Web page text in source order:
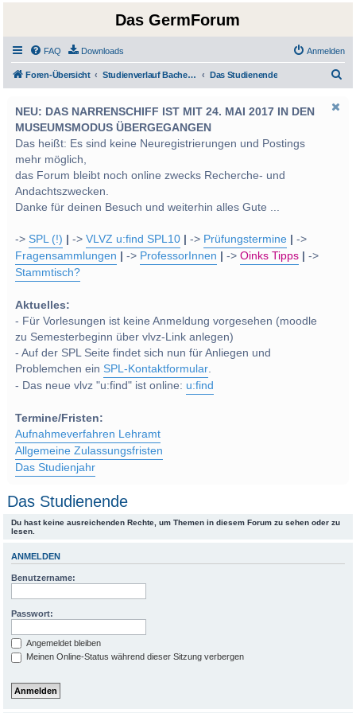
Das GermForum
FAQ Downloads Anmelden
Foren-Übersicht Studienverlauf Bachelor-/Masterstudien sowie UF Deutsch Das Studienende
NEU: DAS NARRENSCHIFF IST MIT 24. MAI 2017 IN DEN
MUSEUMSMODUS ÜBERGEGANGEN
Das heißt: Es sind keine Neuregistrierungen und Postings
mehr möglich,
das Forum bleibt noch online zwecks Recherche- und
Andachtszwecken.
Danke für deinen Besuch und weiterhin alles Gute ...
->SPL (!) ->VLVZ u:find SPL10 -> Prüfungstermine
->
Fragensammlungen
-> ProfessorInnen ->Oinks Tipps
->
Stammtisch?
Aktuelles:
- Für Vorlesungen ist keine Anmeldung vorgesehen (moodle
zu Semesterbeginn über vlvz-Link anlegen)
- Auf der SPL Seite findet sich nun für Anliegen und
Problemchen einSPL-Kontaktformular.
- Das neue vlvz "u:find" ist online: u:find
Termine/Fristen:
Aufnahmeverfahren Lehramt
Allgemeine Zulassungsfristen
Das Studienjahr
Das Studienende
Du hast keine ausreichenden Rechte, um Themen in diesem Forum zu sehen oder zu
lesen.
ANMELDEN
Benutzername:
Passwort:
Angemeldet bleiben
Meinen Online-Status während dieser Sitzung verbergen